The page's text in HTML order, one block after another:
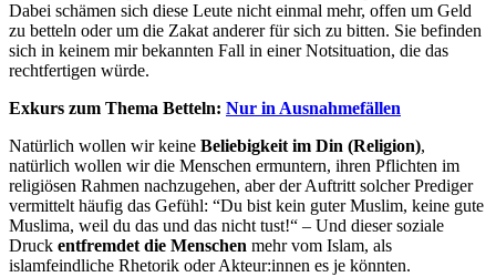
Dabei schämen sich diese Leute nicht einmal mehr, offen um Geld
zu betteln oder um die Zakat anderer für sich zu bitten. Sie befinden
sich in keinem mir bekannten Fall in einer Notsituation, die das
rechtfertigen würde.
Exkurs zum Thema Betteln: Nur in Ausnahmefällen
Natürlich wollen wir keine Beliebigkeit im Din (Religion),
natürlich wollen wir die Menschen ermuntern, ihren Pflichten im
religiösen Rahmen nachzugehen, aber der Auftritt solcher Prediger
vermittelt häufig das Gefühl: “Du bist kein guter Muslim, keine gute
Muslima, weil du das und das nicht tust!“ – Und dieser soziale
Druck entfremdet die Menschen mehr vom Islam, als
islamfeindliche Rhetorik oder Akteur:innen es je könnten.